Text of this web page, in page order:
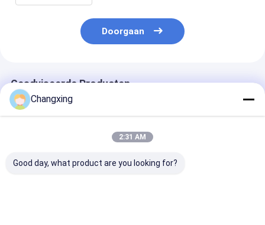
Doorgaan
Geadviseerde Producten
Changxing
2:31 AM
Good day, what product are you looking for?